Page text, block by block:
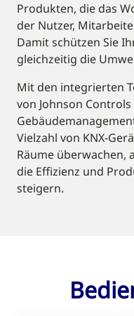
Produkten, die das
der Nutzer,
Damit schützen Sie
gleichzeitig die
Mit den integrierten
von Johnson
Vielzahl von KNX-
Räume überwachen,
die Effizienz und
steigern.